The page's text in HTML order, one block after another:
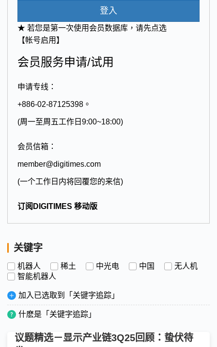
登入
★ 若您是第一次使用会员数据库，请先点选
【帐号启用】
会员服务申请/试用
申请专线：
+886-02-87125398。
(周一至周五工作日9:00~18:00)
会员信箱：
member@digitimes.com
(一个工作日内将回覆您的来信)
订阅DIGITIMES 移动版
关键字
机器人 稀土 中光电 中国
无人机
智能机器人
加入已选取到「关键字追踪」
什麽是「关键字追踪」
议题精选－显示产业链3Q25回顾：蛰伏待